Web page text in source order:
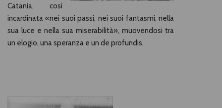
Catania, così
incardinata «nei suoi passi, nei suoi fantasmi, nella
sua luce e nella sua miserabilità», muovendosi tra
un elogio, una speranza e un de profundis.